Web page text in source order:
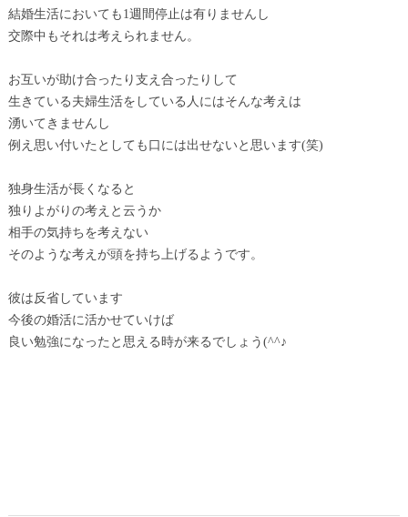
結婚生活においても1週間停止は有りませんし
交際中もそれは考えられません。
お互いが助け合ったり支え合ったりして
生きている夫婦生活をしている人にはそんな考えは
湧いてきませんし
例え思い付いたとしても口には出せないと思います(笑)
独身生活が長くなると
独りよがりの考えと云うか
相手の気持ちを考えない
そのような考えが頭を持ち上げるようです。
彼は反省しています
今後の婚活に活かせていけば
良い勉強になったと思える時が来るでしょう(^^♪